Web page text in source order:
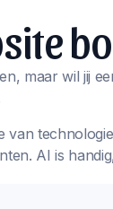
maar wil jij
van
AI is